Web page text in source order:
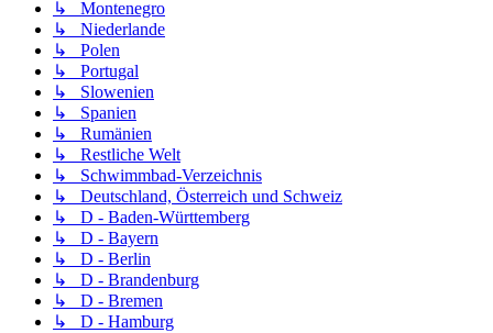
↳ Montenegro
↳ Niederlande
↳ Polen
↳ Portugal
↳ Slowenien
↳ Spanien
↳ Rumänien
↳ Restliche Welt
↳ Schwimmbad-Verzeichnis
↳ Deutschland, Österreich und Schweiz
↳ D - Baden-Württemberg
↳ D - Bayern
↳ D - Berlin
↳ D - Brandenburg
↳ D - Bremen
↳ D - Hamburg